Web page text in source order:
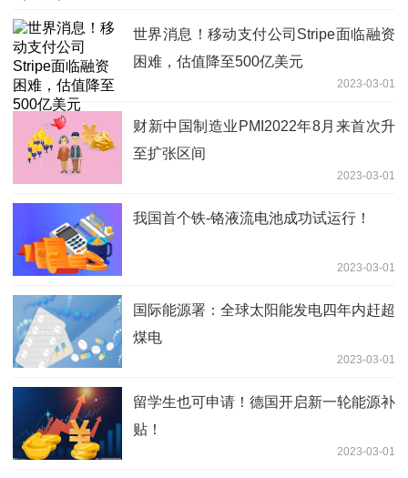
世界消息！移动支付公司Stripe面临融资
困难，估值降至500亿美元
2023-03-01
财新中国制造业PMI2022年8月来首次升
至扩张区间
2023-03-01
我国首个铁-铬液流电池成功试运行！
2023-03-01
国际能源署：全球太阳能发电四年内赶超
煤电
2023-03-01
留学生也可申请！德国开启新一轮能源补
贴！
2023-03-01